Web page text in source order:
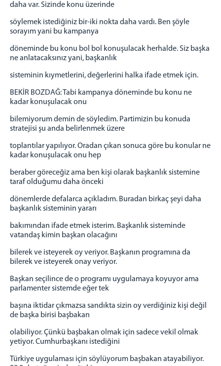
daha var. Sizinde konu üzerinde
söylemek istediğiniz bir-iki nokta daha vardı. Ben şöyle
sorayım yani bu kampanya
döneminde bu konu bol bol konuşulacak herhalde. Siz başka
ne anlatacaksınız yani, başkanlık
sisteminin kıymetlerini, değerlerini halka ifade etmek için.
BEKİR BOZDAĞ: Tabi kampanya döneminde bu konu ne
kadar konuşulacak onu
bilemiyorum demin de söyledim. Partimizin bu konuda
stratejisi şu anda belirlenmek üzere
toplantılar yapılıyor. Oradan çıkan sonuca göre bu konular ne
kadar konuşulacak onu hep
beraber göreceğiz ama ben kişi olarak başkanlık sistemine
taraf olduğumu daha önceki
dönemlerde defalarca açıkladım. Buradan birkaç şeyi daha
başkanlık sisteminin yararı
bakımından ifade etmek isterim. Başkanlık sisteminde
vatandaş kimin başkan olacağını
bilerek ve isteyerek oy veriyor. Başkanın programına da
bilerek ve isteyerek onay veriyor.
Başkan seçilince de o programı uygulamaya koyuyor ama
parlamenter sistemde eğer tek
başına iktidar çıkmazsa sandıkta sizin oy verdiğiniz kişi değil
de başka birisi başbakan
olabiliyor. Çünkü başbakan olmak için sadece vekil olmak
yetiyor. Cumhurbaşkanı istediğini
Türkiye uygulaması için söylüyorum başbakan atayabiliyor.